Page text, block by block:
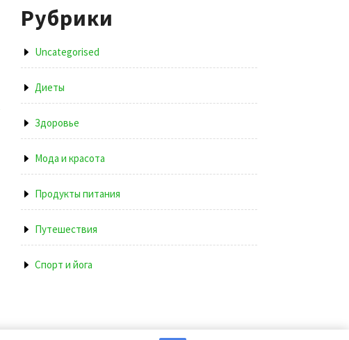
Рубрики
Uncategorised
Диеты
Здоровье
Мода и красота
Продукты питания
Путешествия
Спорт и йога